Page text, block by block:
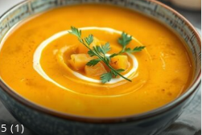
5 (1)